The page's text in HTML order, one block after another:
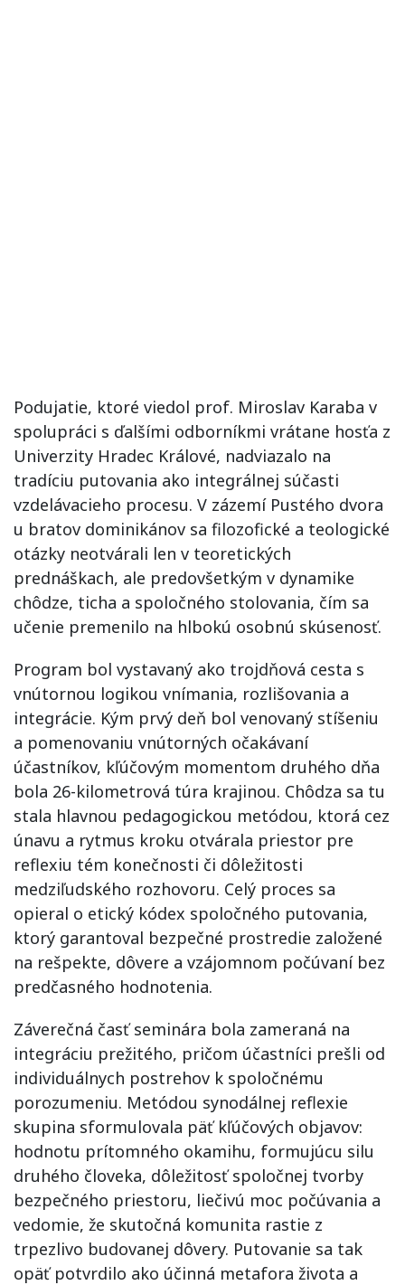
Podujatie, ktoré viedol prof. Miroslav Karaba v
spolupráci s ďalšími odborníkmi vrátane hosťa z
Univerzity Hradec Králové, nadviazalo na
tradíciu putovania ako integrálnej súčasti
vzdelávacieho procesu. V zázemí Pustého dvora
u bratov dominikánov sa filozofické a teologické
otázky neotvárali len v teoretických
prednáškach, ale predovšetkým v dynamike
chôdze, ticha a spoločného stolovania, čím sa
učenie premenilo na hlbokú osobnú skúsenosť.
Program bol vystavaný ako trojdňová cesta s
vnútornou logikou vnímania, rozlišovania a
integrácie. Kým prvý deň bol venovaný stíšeniu
a pomenovaniu vnútorných očakávaní
účastníkov, kľúčovým momentom druhého dňa
bola 26-kilometrová túra krajinou. Chôdza sa tu
stala hlavnou pedagogickou metódou, ktorá cez
únavu a rytmus kroku otvárala priestor pre
reflexiu tém konečnosti či dôležitosti
medziľudského rozhovoru. Celý proces sa
opieral o etický kódex spoločného putovania,
ktorý garantoval bezpečné prostredie založené
na rešpekte, dôvere a vzájomnom počúvaní bez
predčasného hodnotenia.
Záverečná časť seminára bola zameraná na
integráciu prežitého, pričom účastníci prešli od
individuálnych postrehov k spoločnému
porozumeniu. Metódou synodálnej reflexie
skupina sformulovala päť kľúčových objavov:
hodnotu prítomného okamihu, formujúcu silu
druhého človeka, dôležitosť spoločnej tvorby
bezpečného priestoru, liečivú moc počúvania a
vedomie, že skutočná komunita rastie z
trpezlivo budovanej dôvery. Putovanie sa tak
opäť potvrdilo ako účinná metafora života a